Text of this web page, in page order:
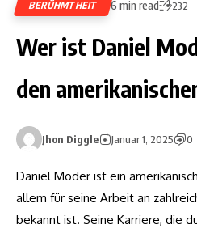
BERÜHMTHEIT 6 min read 232
Wer ist Daniel
den
Jhon Diggle Januar 1, 2025 0
Daniel Moder ist ein
allem für seine Arbeit an
bekannt ist. Seine Karriere, die